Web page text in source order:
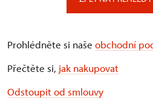
Prohlédněte si naše obchodní
Přečtěte si, jak nakupovat
Odstoupit od smlouvy